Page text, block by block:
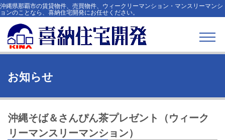
沖縄県那覇市の賃貸物件、売買物件、ウィークリーマンション・マンスリーマンシ
ョンのことなら、喜納住宅開発にお任せください。
お知らせ
沖縄そば＆さんぴん茶プレゼント（ウィーク
リーマンスリーマンション）